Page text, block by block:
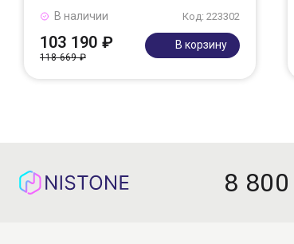
Код: 223302
В наличии
103 190 ₽
118 669 ₽
В корзину
8